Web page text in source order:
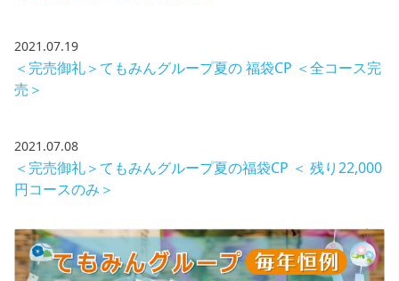
2021.07.19
＜完売御礼＞てもみんグループ夏の 福袋CP ＜全コース完
売＞
2021.07.08
＜完売御礼＞てもみんグループ夏の福袋CP ＜ 残り22,000
円コースのみ＞